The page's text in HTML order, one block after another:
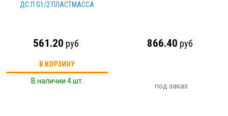
ДС.П G1/2 ПЛАСТМАССА
561.20 руб
В КОРЗИНУ
В наличии 4 шт.
866.40 руб
под заказ